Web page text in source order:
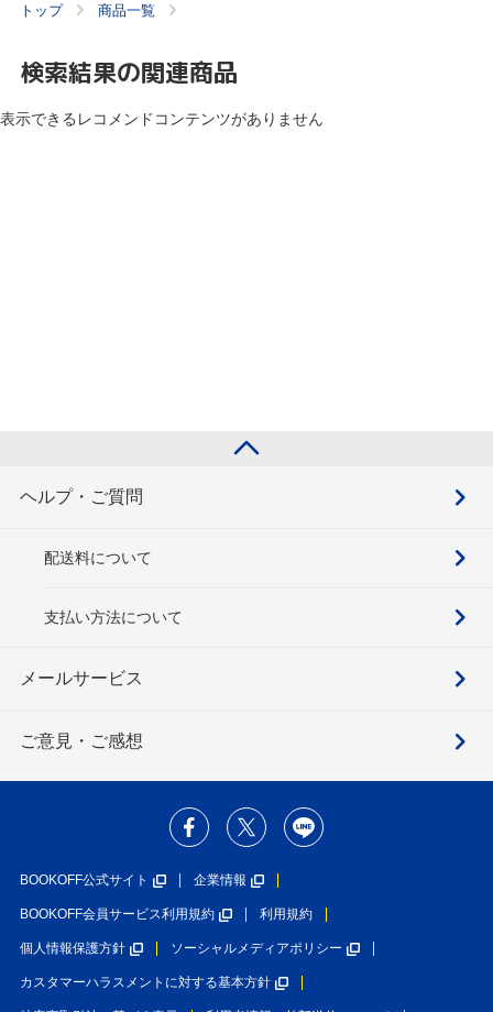
トップ 商品一覧
検索結果の関連商品
表示できるレコメンドコンテンツがありません
ヘルプ・ご質問
配送料について
支払い方法について
メールサービス
ご意見・ご感想
BOOKOFF公式サイト 企業情報
BOOKOFF会員サービス利用規約 利用規約
個人情報保護方針 ソーシャルメディアポリシー
カスタマーハラスメントに対する基本方針